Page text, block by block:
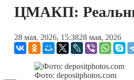
Технологии
ESG
ЦМАКП:
28 мая, 2026, 15:3828 мая, 2026
Фото: depositphotos.com